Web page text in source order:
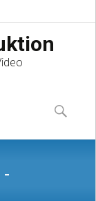
to
content
Suchen
nach: